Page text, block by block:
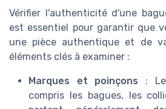
Vérifier l'authenticité d'une
est essentiel pour garantir que
une pièce authentique et de
éléments clés à examiner :
Marques et poinçons :
compris les bagues, les